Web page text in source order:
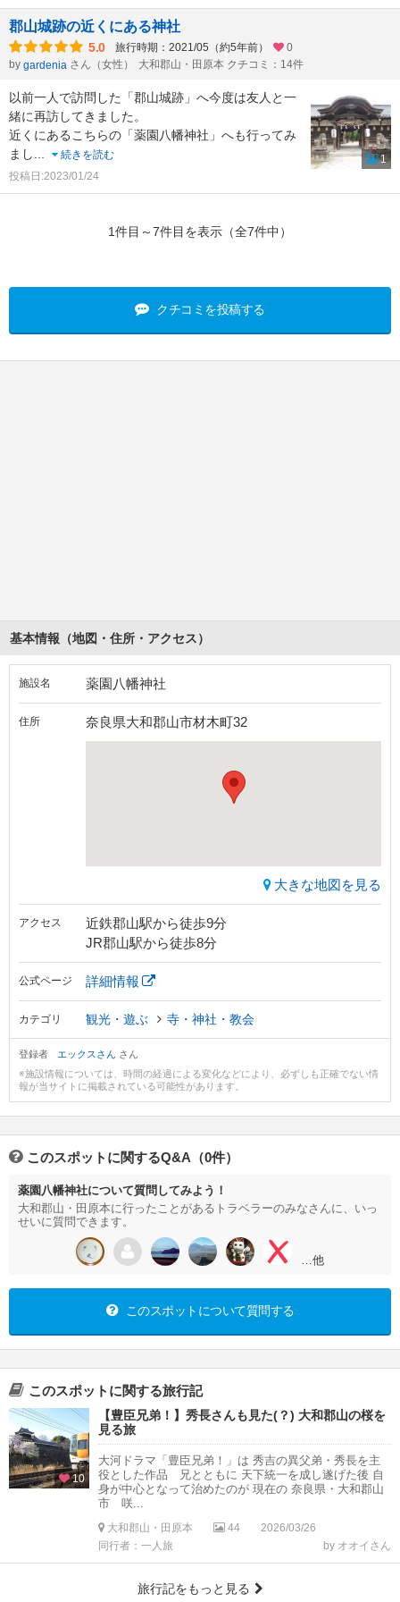
郡山城跡の近くにある神社
5.0 旅行時期：2021/05（約5年前）
0
by gardenia さん（女性） 大和郡山・田原本 クチコミ：14件
以前一人で訪問した「郡山城跡」へ今度は友人と一
緒に再訪してきました。
近くにあるこちらの「薬園八幡神社」へも行ってみ
まし...
続きを読む
投稿日:2023/01/24
1
1件目～7件目を表示（全7件中）
クチコミを投稿する
基本情報（地図・住所・アクセス）
施設名 薬園八幡神社
住所 奈良県大和郡山市材木町32
大きな地図を見る
アクセス
近鉄郡山駅から徒歩9分
JR郡山駅から徒歩8分
公式ページ 詳細情報
カテゴリ 観光・遊ぶ 寺・神社・教会
登録者 エックスさん さん
※施設情報については、時間の経過による変化などにより、必ずしも正確でない情
報が当サイトに掲載されている可能性があります。
このスポットに関するQ&A（0件）
薬園八幡神社について質問してみよう！
大和郡山・田原本に行ったことがあるトラベラーのみなさんに、いっ
せいに質問できます。
…他
このスポットについて質問する
このスポットに関する旅行記
10
【豊臣兄弟！】秀長さんも見た(？) 大和郡山の桜を
見る旅
大河ドラマ「豊臣兄弟！」は 秀吉の異父弟・秀長を主
役とした作品 兄とともに 天下統一を成し遂げた後 自
身が中心となって治めたのが 現在の 奈良県・大和郡山
市 咲...
大和郡山・田原本 44
2026/03/26
同行者：一人旅
by オオイさん
旅行記をもっと見る